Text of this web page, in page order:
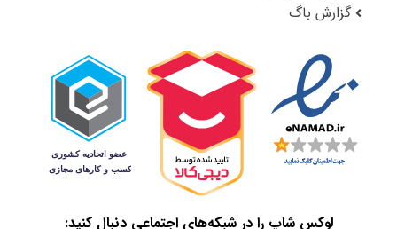
گزارش باگ
لوکس شاپ را در شبکه‌های اجتماعی دنبال کنید: